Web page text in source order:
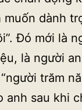
dành
Đó mới là
là người
trăm
anh sau khi